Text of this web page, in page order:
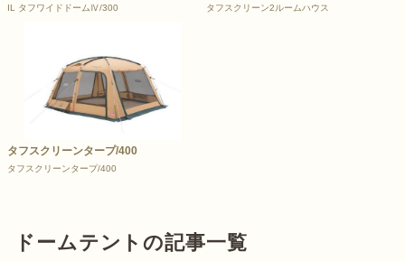
IL タフワイドドームⅣ/300 タフスクリーン2ルームハウス
タフスクリーンタープ/400
タフスクリーンタープ/400
ドームテントの記事一覧